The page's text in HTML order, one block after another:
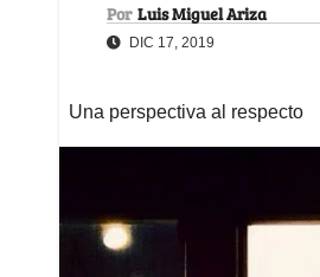
Por Luis Miguel Ariza
DIC 17, 2019
Una perspectiva al respecto